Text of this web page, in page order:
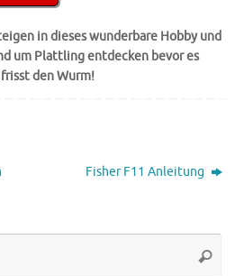
in dieses wunderbare Hobby und
um Plattling entdecken bevor es
den Wurm!
Fisher F11 Anleitung